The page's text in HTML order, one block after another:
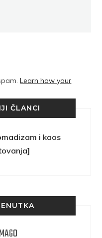
Learn how your
ČLANCI
i kaos